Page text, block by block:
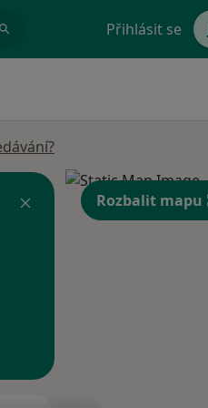
Přihlásit se
Rozbalit mapu